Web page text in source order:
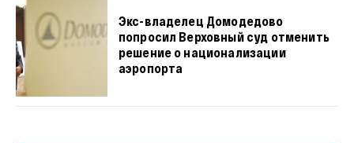
Экс-владелец Домодедово
попросил Верховный суд отменить
решение о национализации
аэропорта